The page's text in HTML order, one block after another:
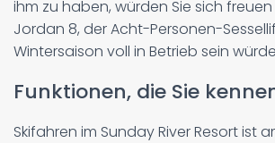
ihm zu haben, würden Sie sich
Jordan 8, der Acht-Personen-
Wintersaison voll in Betrieb sein
Funktionen, die Sie
Skifahren im Sunday River Resort ist